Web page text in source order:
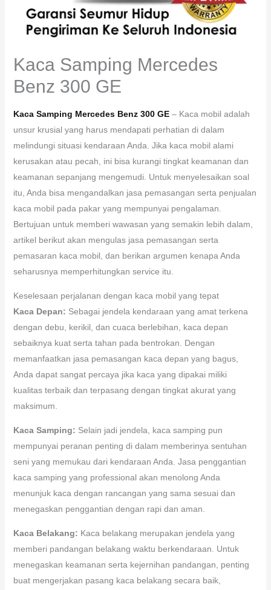
Kaca Samping Mercedes
Benz 300 GE
Kaca Samping Mercedes Benz 300 GE – Kaca mobil adalah
unsur krusial yang harus mendapati perhatian di dalam
melindungi situasi kendaraan Anda. Jika kaca mobil alami
kerusakan atau pecah, ini bisa kurangi tingkat keamanan dan
keamanan sepanjang mengemudi. Untuk menyelesaikan soal
itu, Anda bisa mengandalkan jasa pemasangan serta penjualan
kaca mobil pada pakar yang mempunyai pengalaman.
Bertujuan untuk memberi wawasan yang semakin lebih dalam,
artikel berikut akan mengulas jasa pemasangan serta
pemasaran kaca mobil, dan berikan argumen kenapa Anda
seharusnya memperhitungkan service itu.
Keselesaan perjalanan dengan kaca mobil yang tepat
Kaca Depan: Sebagai jendela kendaraan yang amat terkena
dengan debu, kerikil, dan cuaca berlebihan, kaca depan
sebaiknya kuat serta tahan pada bentrokan. Dengan
memanfaatkan jasa pemasangan kaca depan yang bagus,
Anda dapat sangat percaya jika kaca yang dipakai miliki
kualitas terbaik dan terpasang dengan tingkat akurat yang
maksimum.
Kaca Samping: Selain jadi jendela, kaca samping pun
mempunyai peranan penting di dalam memberinya sentuhan
seni yang memukau dari kendaraan Anda. Jasa penggantian
kaca samping yang professional akan menolong Anda
menunjuk kaca dengan rancangan yang sama sesuai dan
menegaskan penggantian dengan rapi dan aman.
Kaca Belakang: Kaca belakang merupakan jendela yang
memberi pandangan belakang waktu berkendaraan. Untuk
menegaskan keamanan serta kejernihan pandangan, penting
buat mengerjakan pasang kaca belakang secara baik,